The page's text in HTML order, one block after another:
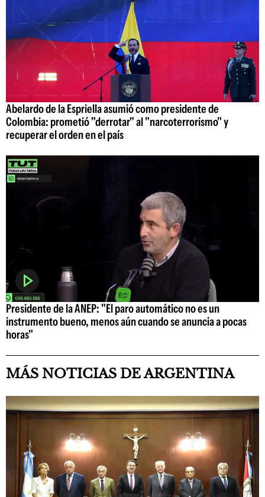
Abelardo de la Espriella asumió como presidente de
Colombia: prometió "derrotar" al "narcoterrorismo" y
recuperar el orden en el país
Presidente de la ANEP: "El paro automático no es un
instrumento bueno, menos aún cuando se anuncia a pocas
horas"
MÁS NOTICIAS DE ARGENTINA